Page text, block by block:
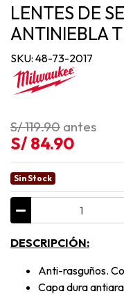
LENTES DE
ANTINIEBLA
SKU: 48-73-2017
S/ 119.90 antes
S/ 84.90
Sin Stock
DESCRIPCIÓN:
Anti-rasguños.
Capa dura